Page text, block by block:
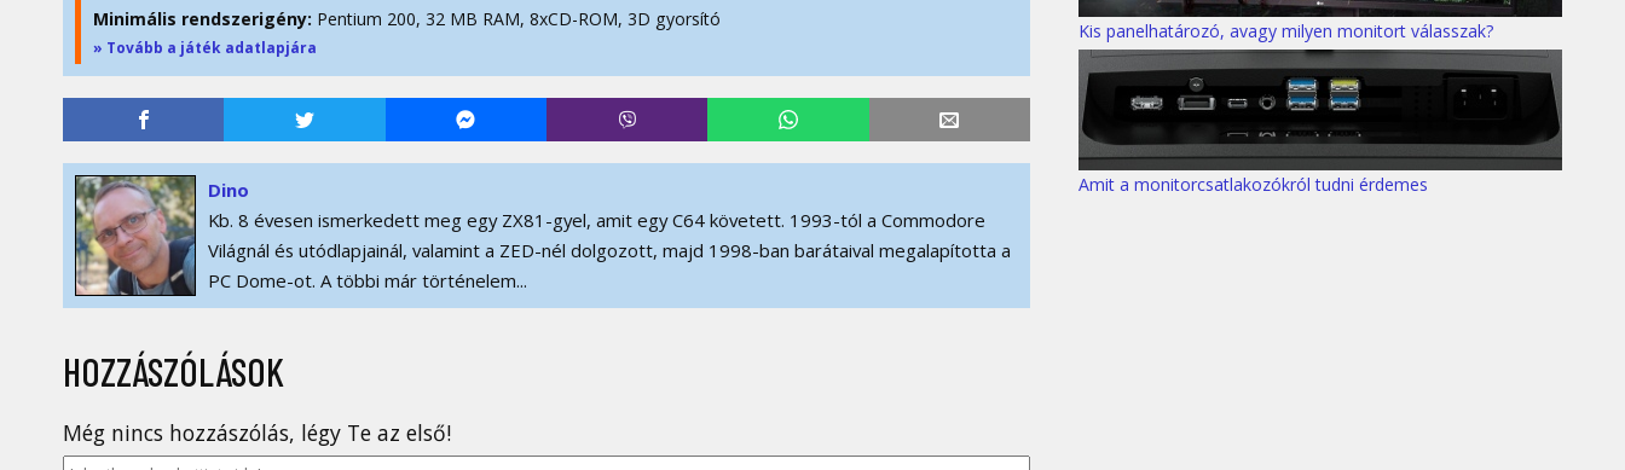
Minimális rendszerigény: Pentium 200, 32 MB RAM, 8xCD-ROM, 3D gyorsító
» Tovább a játék adatlapjára
Dino
Kb. 8 évesen ismerkedett meg egy ZX81-gyel, amit egy C64 követett. 1993-tól a Commodore
Világnál és utódlapjainál, valamint a ZED-nél dolgozott, majd 1998-ban barátaival megalapította a
PC Dome-ot. A többi már történelem...
HOZZÁSZÓLÁSOK
Még nincs hozzászólás, légy Te az első!
Kis panelhatározó, avagy milyen monitort válasszak?
Amit a monitorcsatlakozókról tudni érdemes